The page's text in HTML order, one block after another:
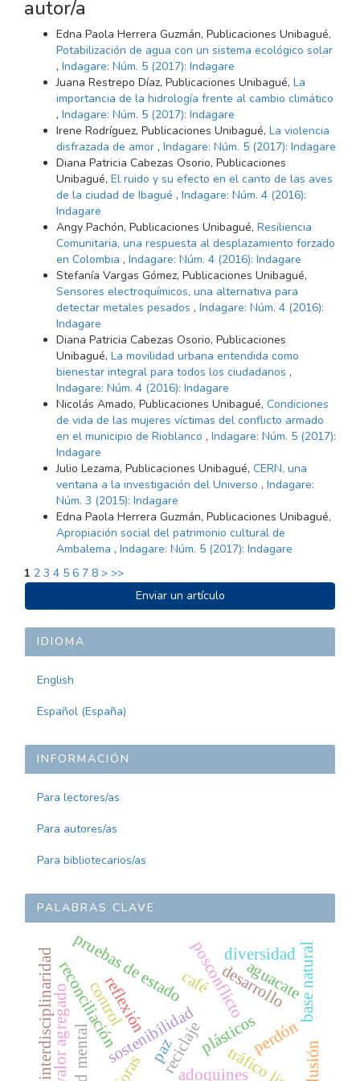
autor/a
Edna Paola Herrera Guzmán, Publicaciones Unibagué,
Potabilización de agua con un sistema ecológico solar
, Indagare: Núm. 5 (2017): Indagare
Juana Restrepo Díaz, Publicaciones Unibagué, La
importancia de la hidrología frente al cambio climático
, Indagare: Núm. 5 (2017): Indagare
Irene Rodríguez, Publicaciones Unibagué, La violencia
disfrazada de amor , Indagare: Núm. 5 (2017): Indagare
Diana Patricia Cabezas Osorio, Publicaciones
Unibagué, El ruido y su efecto en el canto de las aves
de la ciudad de Ibagué , Indagare: Núm. 4 (2016):
Indagare
Angy Pachón, Publicaciones Unibagué, Resiliencia
Comunitaria, una respuesta al desplazamiento forzado
en Colombia , Indagare: Núm. 4 (2016): Indagare
Stefanía Vargas Gómez, Publicaciones Unibagué,
Sensores electroquímicos, una alternativa para
detectar metales pesados , Indagare: Núm. 4 (2016):
Indagare
Diana Patricia Cabezas Osorio, Publicaciones
Unibagué, La movilidad urbana entendida como
bienestar integral para todos los ciudadanos ,
Indagare: Núm. 4 (2016): Indagare
Nicolás Amado, Publicaciones Unibagué, Condiciones
de vida de las mujeres víctimas del conflicto armado
en el municipio de Rioblanco , Indagare: Núm. 5 (2017):
Indagare
Julio Lezama, Publicaciones Unibagué, CERN, una
ventana a la investigación del Universo , Indagare:
Núm. 3 (2015): Indagare
Edna Paola Herrera Guzmán, Publicaciones Unibagué,
Apropiación social del patrimonio cultural de
Ambalema , Indagare: Núm. 5 (2017): Indagare
1 2 3 4 5 6 7 8 > >>
ENVIAR
UN
ARTÍCULO
Enviar un artículo
IDIOMA
English
Español (España)
INFORMACIÓN
Para lectores/as
Para autores/as
Para bibliotecarios/as
PALABRAS CLAVE
adoquines
reciclajeplásticos
paz
posconflicto
café
sostenibilidad
desarrollo
perdón
reconciliaciónreflexión
valor agregado
pruebas de estado
interdisciplinaridad base natural
aguacate
diversidad
control